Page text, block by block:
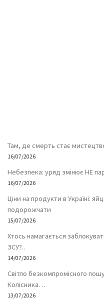
Там, де смерть стає
16/07/2026
Небезпека: уряд змінює НЕ
16/07/2026
Ціни на продукти в Україні:
подорожчати
15/07/2026
Хтось намагається
ЗСУ?..
14/07/2026
Світло безкомпромісного
Колісника…
13/07/2026